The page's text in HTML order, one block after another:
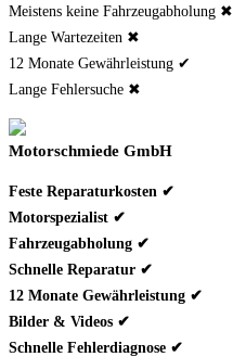
Meistens keine Fahrzeugabholung ✖
Lange Wartezeiten ✖
12 Monate Gewährleistung ✔
Lange Fehlersuche ✖
Motorschmiede GmbH
Feste Reparaturkosten ✔
Motorspezialist ✔
Fahrzeugabholung ✔
Schnelle Reparatur ✔
12 Monate Gewährleistung ✔
Bilder & Videos ✔
Schnelle Fehlerdiagnose ✔